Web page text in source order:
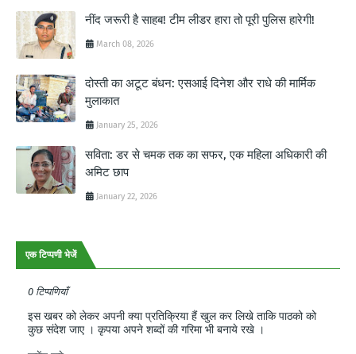
नींद जरूरी है साहब! टीम लीडर हारा तो पूरी पुलिस हारेगी!
March 08, 2026
दोस्ती का अटूट बंधन: एसआई दिनेश और राधे की मार्मिक
मुलाकात
January 25, 2026
सविता: डर से चमक तक का सफर, एक महिला अधिकारी की
अमिट छाप
January 22, 2026
एक टिप्पणी भेजें
0 टिप्पणियाँ
इस खबर को लेकर अपनी क्या प्रतिक्रिया हैं खुल कर लिखे ताकि पाठको को
कुछ संदेश जाए । कृपया अपने शब्दों की गरिमा भी बनाये रखे ।